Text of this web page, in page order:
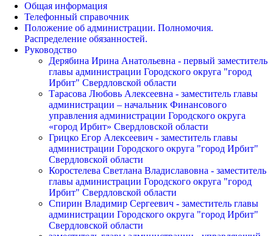
Общая информация
Телефонный справочник
Положение об администрации. Полномочия.
Распределение обязанностей.
Руководство
Дерябина Ирина Анатольевна - первый заместитель
главы администрации Городского округа "город
Ирбит" Свердловской области
Тарасова Любовь Алексеевна - заместитель главы
администрации – начальник Финансового
управления администрации Городского округа
«город Ирбит» Свердловской области
Грицко Егор Алексеевич - заместитель главы
администрации Городского округа "город Ирбит"
Свердловской области
Коростелева Светлана Владиславовна - заместитель
главы администрации Городского округа "город
Ирбит" Свердловской области
Спирин Владимир Сергеевич - заместитель главы
администрации Городского округа "город Ирбит"
Свердловской области